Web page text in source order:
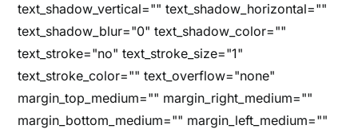
text_shadow_vertical="" text_shadow_horizontal=""
text_shadow_blur="0" text_shadow_color=""
text_stroke="no" text_stroke_size="1"
text_stroke_color="" text_overflow="none"
margin_top_medium="" margin_right_medium=""
margin_bottom_medium="" margin_left_medium=""